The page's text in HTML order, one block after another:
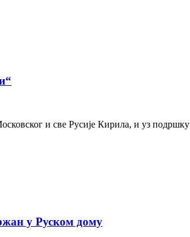
и све Русије Кирила, и уз
у Руском дому